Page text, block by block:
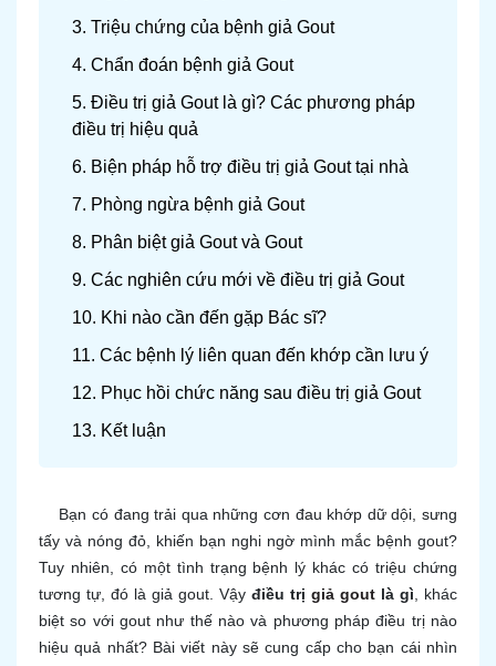
3. Triệu chứng của bệnh giả Gout
4. Chẩn đoán bệnh giả Gout
5. Điều trị giả Gout là gì? Các phương pháp
điều trị hiệu quả
6. Biện pháp hỗ trợ điều trị giả Gout tại nhà
7. Phòng ngừa bệnh giả Gout
8. Phân biệt giả Gout và Gout
9. Các nghiên cứu mới về điều trị giả Gout
10. Khi nào cần đến gặp Bác sĩ?
11. Các bệnh lý liên quan đến khớp cần lưu ý
12. Phục hồi chức năng sau điều trị giả Gout
13. Kết luận
Bạn có đang trải qua những cơn đau khớp dữ dội, sưng
tấy và nóng đỏ, khiến bạn nghi ngờ mình mắc bệnh gout?
Tuy nhiên, có một tình trạng bệnh lý khác có triệu chứng
tương tự, đó là giả gout. Vậy điều trị giả gout là gì , khác
biệt so với gout như thế nào và phương pháp điều trị nào
hiệu quả nhất? Bài viết này sẽ cung cấp cho bạn cái nhìn